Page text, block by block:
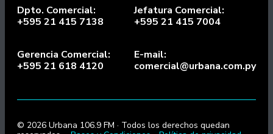
Dpto. Comercial:
+595 21 415 7138
Jefatura Comercial:
+595 21 415 7004
Gerencia Comercial:
+595 21 618 4120
E-mail:
comercial@urbana.com.py
© 2026 Urbana 106.9 FM · Todos los derechos quedan